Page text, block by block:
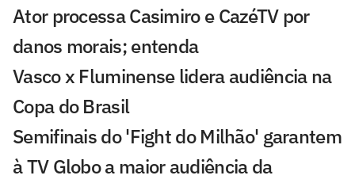
Ator processa Casimiro e CazéTV por
danos morais; entenda
Vasco x Fluminense lidera audiência na
Copa do Brasil
Semifinais do 'Fight do Milhão' garantem
à TV Globo a maior audiência da